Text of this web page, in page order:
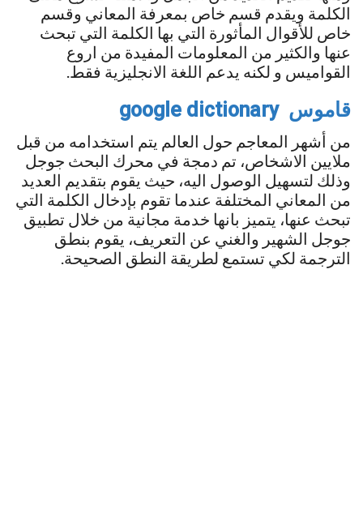
الكلمة ويقدم قسم خاص بمعرفة المعاني وقسم
خاص للأقوال المأثورة التي بها الكلمة التي تبحث
عنها والكثير من المعلومات المفيدة من اروع
القواميس و لكنه يدعم اللغة الانجليزية فقط.
قاموس google dictionary
من أشهر المعاجم حول العالم يتم استخدامه من قبل
ملايين الاشخاص، تم دمجة في محرك البحث جوجل
وذلك لتسهيل الوصول اليه، حيث يقوم بتقديم العديد
من المعاني المختلفة عندما تقوم بإدخال الكلمة التي
تبحث عنها، يتميز بانها خدمة مجانية من خلال تطبيق
جوجل الشهير والغني عن التعريف، يقوم بنطق
الترجمة لكي تستمع لطريقة النطق الصحيحة.